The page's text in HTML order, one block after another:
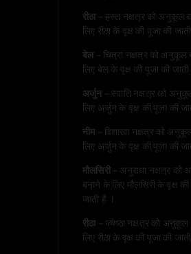
रीठा
– हस्त नक्षत्र को अनुकूल
लिए रीठा के वृक्ष की पूजा की
बेल
– चित्रा नक्षत्र को
लिए बेल के वृक्ष की पूजा की
अर्जुन
– स्वाति नक्षत्र को
लिए अर्जुन के वृक्ष की पूजा की
नीम
– विशाखा नक्षत्र को
लिए अर्जुन के वृक्ष की पूजा की
मौलसिरी
– अनुराधा नक्षत्र
बनाने के लिए मौलसिरी के वृक्ष
जाती है ।
रीठा
– ज्येष्ठा नक्षत्र को
लिए रीठा के वृक्ष की पूजा की